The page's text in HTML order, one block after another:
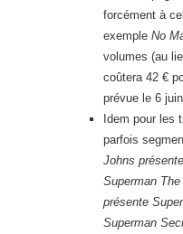
forcément à
exemple No
volumes (au
coûtera 42 €
prévue le 6
Idem pour les
parfois
Johns
Superman
présente
Superman